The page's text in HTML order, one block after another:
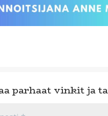
parhaat vinkit ja